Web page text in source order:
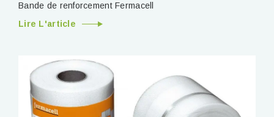
Bande de renforcement Fermacell
Lire L'article